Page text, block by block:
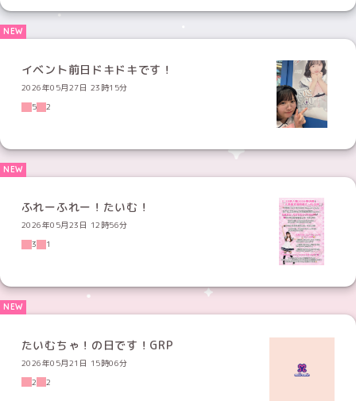
イベント前日ドキドキです！
2026年05月27日 23時15分
5
2
ふれーふれー！たいむ！
2026年05月23日 12時56分
3
1
たいむちゃ！の日です！GRP
2026年05月21日 15時06分
2
2